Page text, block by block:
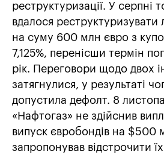
реструктуризації. У серпні
вдалося
на суму 600 млн євро з
7,125%, перенісши термін
рік. Переговори щодо двох
затягнулися, у результаті
допустила дефолт. 8
«Нафтогаз» не здійснив
випуск євробондів на $500
запропонував відстрочити